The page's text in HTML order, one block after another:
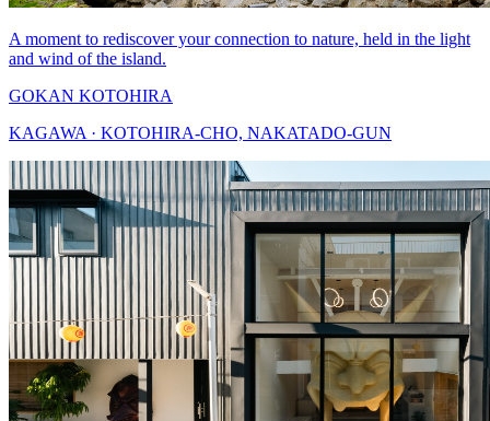
A moment to rediscover your connection to nature, held in the light
and wind of the island.
GOKAN KOTOHIRA
KAGAWA · KOTOHIRA-CHO, NAKATADO-GUN